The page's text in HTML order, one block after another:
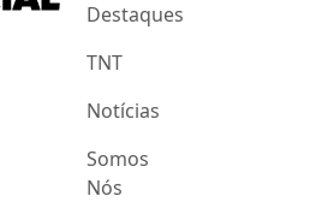
Destaques
TNT
Notícias
Somos
Nós